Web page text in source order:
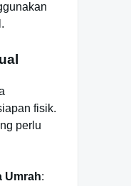
fisik.
perlu
Umrah: